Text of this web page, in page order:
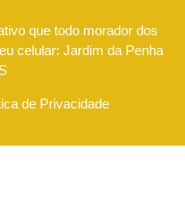
que todo morador dos
celular: Jardim da Penha
de Privacidade